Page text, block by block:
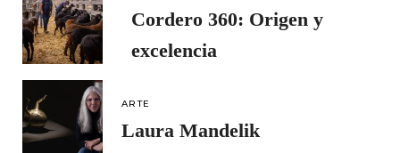
Cordero 360: Origen y
excelencia
ARTE
Laura Mandelik